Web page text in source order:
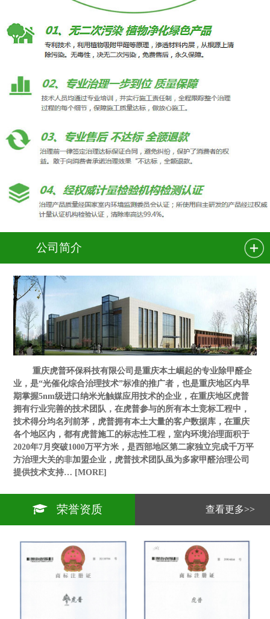
公司简介
重庆虎普环保科技有限公司是重庆本土崛起的专业除甲醛企
业，是“光催化综合治理技术”标准的推广者，也是重庆地区内早
期掌握5nm级进口纳米光触媒应用技术的企业，在重庆地区虎普
拥有行业完善的技术团队，在虎普参与的所有本土竞标工程中，
技术得分均名列前茅，虎普拥有本土大量的客户数据库，在重庆
各个地区内，都有虎普施工的标志性工程，室内环境治理面积于
2020年7月突破1000万平方米，是西部地区第二家独立完成千万平
方治理大关的非加盟企业，虎普技术团队虽为多家甲醛治理公司
提供技术支持… [MORE]
查看更多>>
荣誉资质